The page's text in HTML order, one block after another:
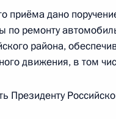
личного приёма
области,
начальником
государственной
граждан в Москве 9
приёма дано
по ремонту
района,
движения, в том
Президенту